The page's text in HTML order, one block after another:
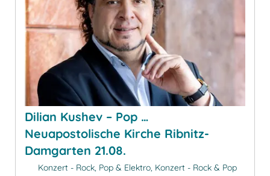
Dilian Kushev – Pop …
Neuapostolische Kirche Ribnitz-
Damgarten 21.08.
Konzert - Rock, Pop & Elektro, Konzert - Rock & Pop